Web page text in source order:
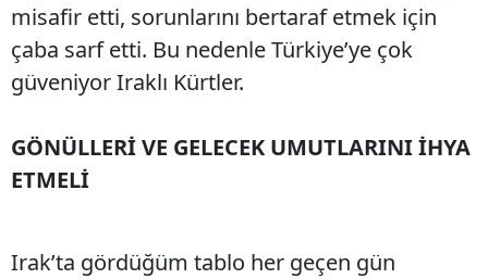
misafir etti, sorunlarını bertaraf etmek için
çaba sarf etti. Bu nedenle Türkiye’ye çok
güveniyor Iraklı Kürtler.
GÖNÜLLERİ VE GELECEK UMUTLARINI İHYA
ETMELİ
Irak’ta gördüğüm tablo her geçen gün